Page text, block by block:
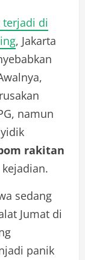
terjadi di
, Jakarta
namun
rakitan
sedang
Jumat di
panik